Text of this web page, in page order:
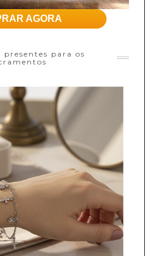
AGORA
presentes para os